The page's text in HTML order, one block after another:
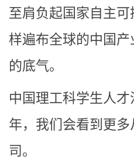
至肩负起国家自主
样遍布全球的中国
的底气。
中国理工科学生人
年，我们会看到更
司。